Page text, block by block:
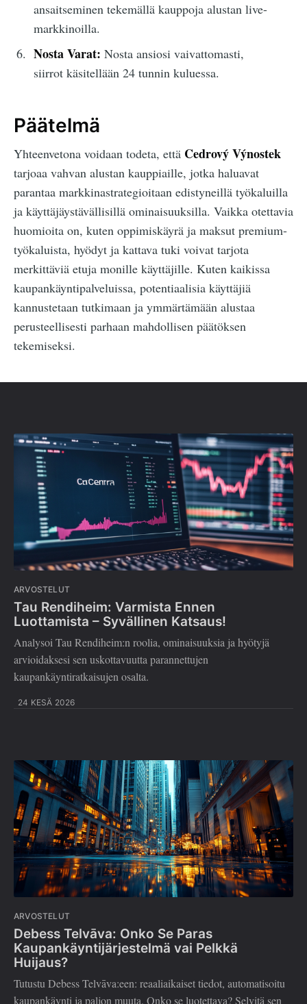
ansaitseminen tekemällä kauppoja alustan live-
markkinoilla.
Nosta Varat: Nosta ansiosi vaivattomasti,
siirrot käsitellään 24 tunnin kuluessa.
Päätelmä
Yhteenvetona voidaan todeta, että Cedrový Výnostek
tarjoaa vahvan alustan kauppiaille, jotka haluavat
parantaa markkinastrategioitaan edistyneillä työkaluilla
ja käyttäjäystävällisillä ominaisuuksilla. Vaikka otettavia
huomioita on, kuten oppimiskäyrä ja maksut premium-
työkaluista, hyödyt ja kattava tuki voivat tarjota
merkittäviä etuja monille käyttäjille. Kuten kaikissa
kaupankäyntipalveluissa, potentiaalisia käyttäjiä
kannustetaan tutkimaan ja ymmärtämään alustaa
perusteellisesti parhaan mahdollisen päätöksen
tekemiseksi.
ARVOSTELUT
Tau Rendiheim: Varmista Ennen
Luottamista – Syvällinen Katsaus!
Analysoi Tau Rendiheim:n roolia, ominaisuuksia ja hyötyjä
arvioidaksesi sen uskottavuutta parannettujen
kaupankäyntiratkaisujen osalta.
24 KESÄ 2026
ARVOSTELUT
Debess Telvāva: Onko Se Paras
Kaupankäyntijärjestelmä vai Pelkkä
Huijaus?
Tutustu Debess Telvāva:een: reaaliaikaiset tiedot, automatisoitu
kaupankäynti ja paljon muuta. Onko se luotettava? Selvitä sen